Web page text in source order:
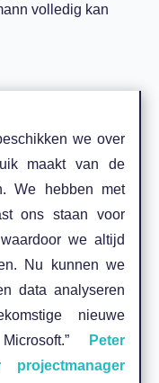
volledig kan
we over
maakt van de
We hebben met
ons staan voor
we altijd
Nu kunnen we
data analyseren
nieuwe
Peter